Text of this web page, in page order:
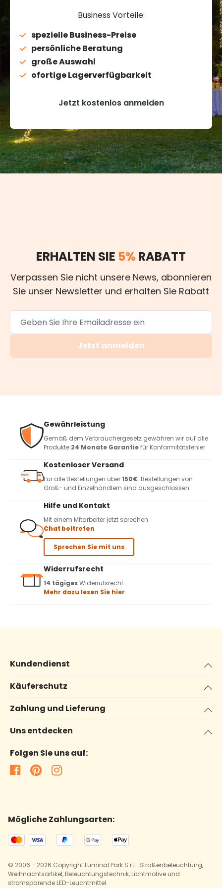
Business Vorteile:
spezielle Business-Preise
persönliche Beratung
große Auswahl
ofortige Lagerverfügbarkeit
Jetzt kostenlos anmelden
ERHALTEN SIE 5% RABATT
Verpassen Sie nicht unsere News, abonnieren
Sie unser Newsletter und erhalten Sie Rabatt
Jetzt anmelden
Gewährleistung
Gemäß dem Verbrauchergesetz gewähren wir auf alle
Produkte 24 Monate Garantiefür Konformitätsfehler.
Kostenloser Versand
Für alle Bestellungen über150€. Bestellungen von
Groß- und Einzelhändlern sind ausgeschlossen
Hilfe und Kontakt
Mit einem Mitarbeiter jetzt sprechen
Chat beitreten
Sprechen Sie mit uns
Widerrufsrecht
14 tägigesWiderrufsrecht
Mehr dazu lesen Sie hier
Kundendienst
Käuferschutz
Zahlung und Lieferung
Uns entdecken
Folgen Sie uns auf:
Mögliche Zahlungsarten:
© 2006 - 2026 Copyright Luminal Park S.r.l.: Straßenbeleuchtung,
Weihnachtsartikel, Beleuchtungstechnik, Lichtmotive und
stromsparende LED-Leuchtmittel